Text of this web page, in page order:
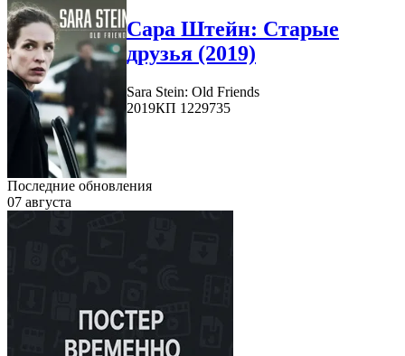
Сара Штейн: Старые
друзья (2019)
Sara Stein: Old Friends
2019КП 1229735
Последние обновления
07 августа